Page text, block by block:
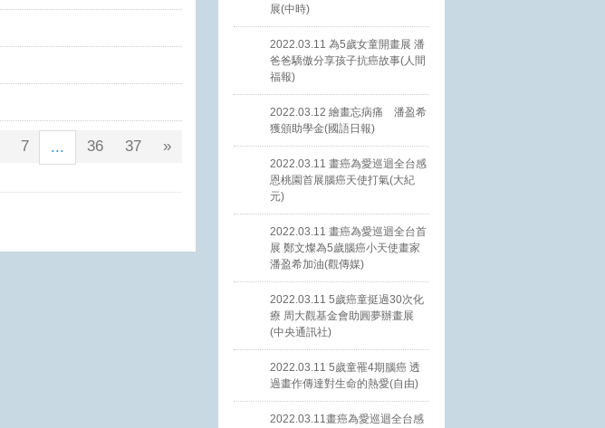
7 ... 36 37 »
展(中時)
2022.03.11 為5歲女童開畫展 潘
爸爸驕傲分享孩子抗癌故事(人間
福報)
2022.03.12 繪畫忘病痛 潘盈希
獲頒助學金(國語日報)
2022.03.11 畫癌為愛巡迴全台感
恩桃園首展腦癌天使打氣(大紀
元)
2022.03.11 畫癌為愛巡迴全台首
展 鄭文燦為5歲腦癌小天使畫家
潘盈希加油(觀傳媒)
2022.03.11 5歲癌童挺過30次化
療 周大觀基金會助圓夢辦畫展
(中央通訊社)
2022.03.11 5歲童罹4期腦癌 透
過畫作傳達對生命的熱愛(自由)
2022.03.11畫癌為愛巡迴全台感